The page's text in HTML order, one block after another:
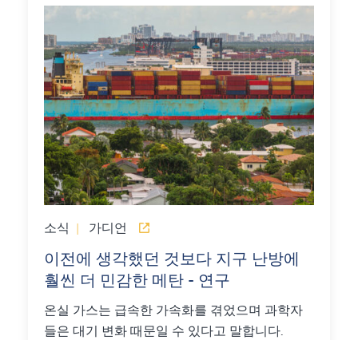
소식 | 가디언
이전에 생각했던 것보다 지구 난방에
훨씬 더 민감한 메탄 - 연구
온실 가스는 급속한 가속화를 겪었으며 과학자
들은 대기 변화 때문일 수 있다고 말합니다.